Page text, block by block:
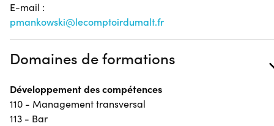
E-mail :
pmankowski@lecomptoirdumalt.fr
Domaines de formations
Développement des compétences
110 - Management transversal
113 - Bar